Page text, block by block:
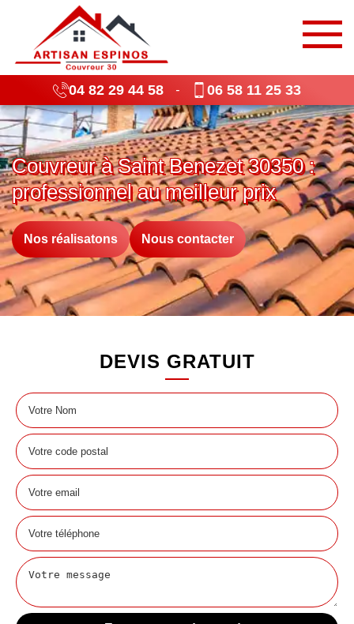
04 82 29 44 58 - 06 58 11 25 33
Couvreur à Saint Benezet 30350 :
professionnel au meilleur prix
Nos réalisatons Nous contacter
DEVIS GRATUIT